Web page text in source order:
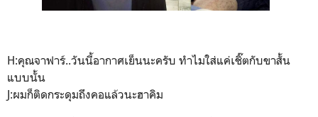
H:คุณจาฟาร์..วันนี้อากาศเย็นนะครับ ทำไมใส่แค่เชิ๊ตกับขาสั้น
แบบนั้น
J:ผมก็ติดกระดุมถึงคอแล้วนะฮาคิม